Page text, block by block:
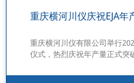
重庆横河川仪庆祝EJA年
重庆横河川仪有限公司举行
仪式，热烈庆祝年产量正式突